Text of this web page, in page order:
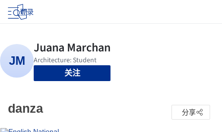
登录
关注
danza 分享